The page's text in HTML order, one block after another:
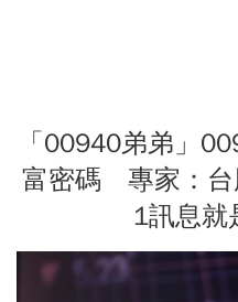
「00940弟弟」
富密碼 專家：台
1訊息就